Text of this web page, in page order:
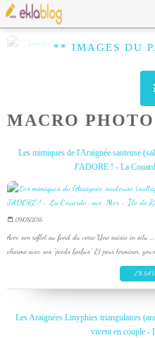
** IMAGES DU
MACRO PHOTO
Les mimiques de l'Araignée sauteuse
J'ADORE ! - La
09/08/2016
Avec son reflet au fond du verre Une saisie in situ
charme avec ses "pieds barbus" Et pour terminer,
EN
Les Araignées Linyphies triangulaires
vivent en couple -